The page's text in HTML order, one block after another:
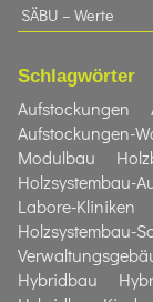
SÄBU – Werte
Schlagwörter
Aufstockungen
Aufstockungen-
Modulbau
Holzsystembau-
Labore-Kliniken
Holzsystembau-
Hybridbau